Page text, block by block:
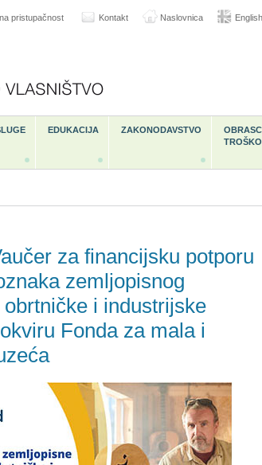
Kontakt Naslovnica English
pristupačnost
EDUKACIJA ZAKONODAVSTVO
za financijsku potporu
zemljopisnog
i industrijske
Fonda za mala i